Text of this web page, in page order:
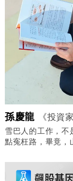
孫慶龍 《投資
雪巴人的工作，不
點寃枉路，畢竟，